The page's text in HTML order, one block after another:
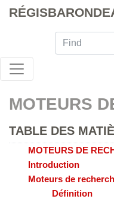
Find
MOTEURS
TABLE DES
MOTEURS DE
Introduction
Moteurs de
Définition